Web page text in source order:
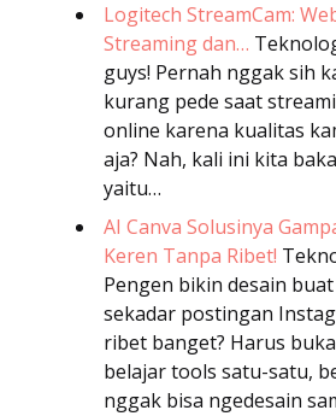
Logitech StreamCam:
Streaming dan…
guys! Pernah nggak sih
kurang pede saat
online karena kualitas
aja? Nah, kali ini kita
yaitu…
AI Canva Solusinya
Keren Tanpa Ribet!
Pengen bikin desain
sekadar postingan
ribet banget? Harus
belajar tools satu-satu,
nggak bisa ngedesain